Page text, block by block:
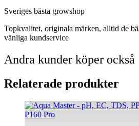
Sveriges bästa growshop
Topkvalitet, originala märken, alltid de
vänliga kundservice
Andra kunder köper också
Relaterade produkter